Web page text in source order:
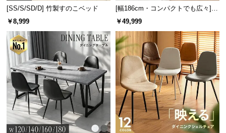
に
つ
い
て
お
客
[SS/S/SD/D] 竹製すのこベッド
￥8,999
[幅186cm・コンパクトでも広々] 3
人掛けソファベッド リクライニン
￥49,999